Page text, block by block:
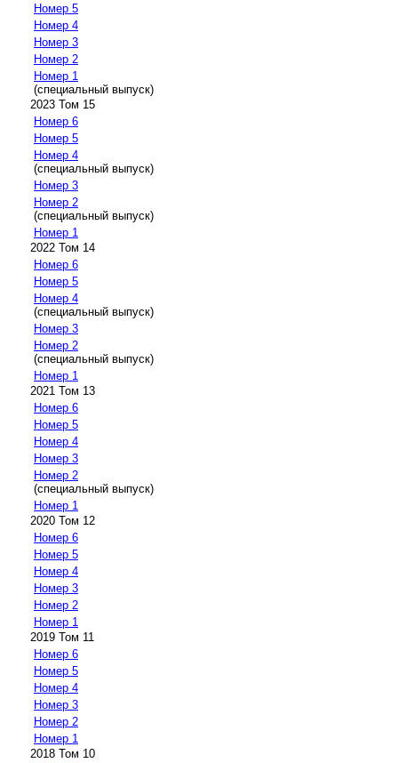
Номер 5
Номер 4
Номер 3
Номер 2
Номер 1
(специальный выпуск)
2023 Том 15
Номер 6
Номер 5
Номер 4
(специальный выпуск)
Номер 3
Номер 2
(специальный выпуск)
Номер 1
2022 Том 14
Номер 6
Номер 5
Номер 4
(специальный выпуск)
Номер 3
Номер 2
(специальный выпуск)
Номер 1
2021 Том 13
Номер 6
Номер 5
Номер 4
Номер 3
Номер 2
(специальный выпуск)
Номер 1
2020 Том 12
Номер 6
Номер 5
Номер 4
Номер 3
Номер 2
Номер 1
2019 Том 11
Номер 6
Номер 5
Номер 4
Номер 3
Номер 2
Номер 1
2018 Том 10